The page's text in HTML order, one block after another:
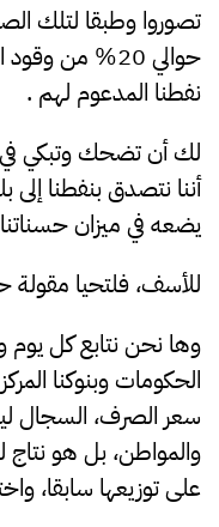
تصوروا وطبقا لتلك
حوالي 20% من
نفطنا المدعوم لهم .
لك أن تضحك وتبكي
أننا نتصدق بنفطنا إلى
يضعه في ميزان
للأسف، فلتحيا مقولة
وها نحن نتابع كل يوم
الحكومات وبنوكنا
سعر الصرف، السجال
والمواطن، بل هو نتاج
على توزيعها سابقا،